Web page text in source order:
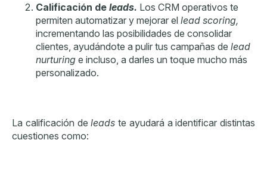
Calificación de leads. Los CRM operativos te
permiten automatizar y mejorar el lead scoring,
incrementando las posibilidades de consolidar
clientes, ayudándote a pulir tus campañas de lead
nurturing e incluso, a darles un toque mucho más
personalizado.
La calificación deleads te ayudará a identificar distintas
cuestiones como: